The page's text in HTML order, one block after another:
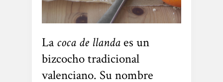
La coca de llanda es un
bizcocho tradicional
valenciano. Su nombre